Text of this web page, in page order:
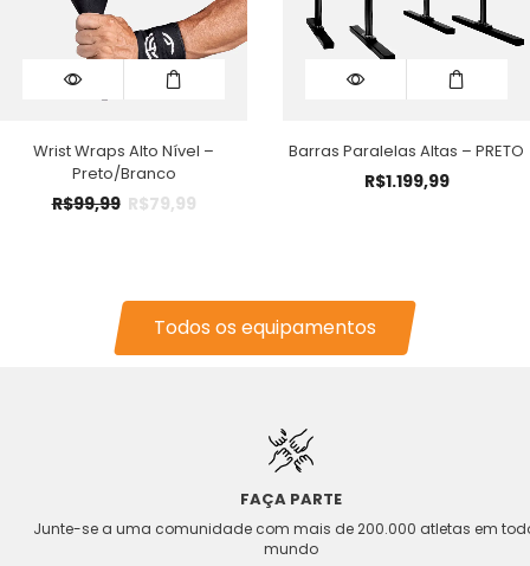
Wrist Wraps Alto Nível –
Preto/Branco
R$99,99 R$79,99
Barras Paralelas Altas – PRETO
R$1.199,99
Todos os equipamentos
FAÇA PARTE
Junte-se a uma comunidade com mais de 200.000 atletas em todo o
mundo